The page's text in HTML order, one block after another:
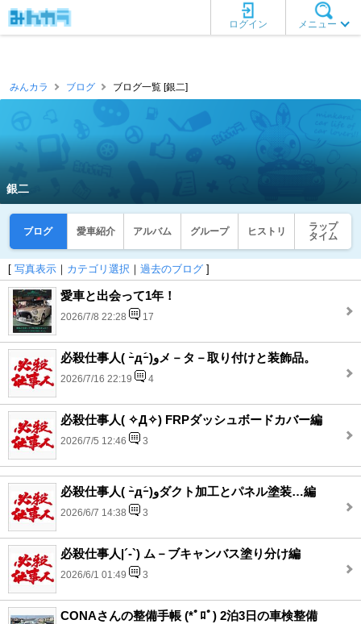
メニュー
ログイン
みんカラ ブログ ブログ一覧 [銀二]
銀二
ブログ 愛車紹介 アルバム グループ ヒストリ
ラップ
タイム
[ 写真表示 ｜ カテゴリ選択 ｜ 過去のブログ ]
愛車と出会って1年！
2026/7/8 22:28 17
必殺仕事人( ｰ̀дｰ́)وメ－タ－取り付けと装飾品。
2026/7/16 22:19 4
必殺仕事人( ✧Д✧) FRPダッシュボードカバー編
2026/7/5 12:46 3
必殺仕事人( ｰ̀дｰ́)وダクト加工とパネル塗装…編
2026/6/7 14:38 3
必殺仕事人|´-`) ム－ブキャンバス塗り分け編
2026/6/1 01:49 3
CONAさんの整備手帳 (*ﾟﾛﾟ) 2泊3日の車検整備